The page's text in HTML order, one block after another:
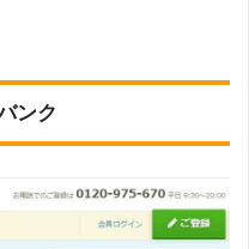
ジェントについて
人について
記載
ンク